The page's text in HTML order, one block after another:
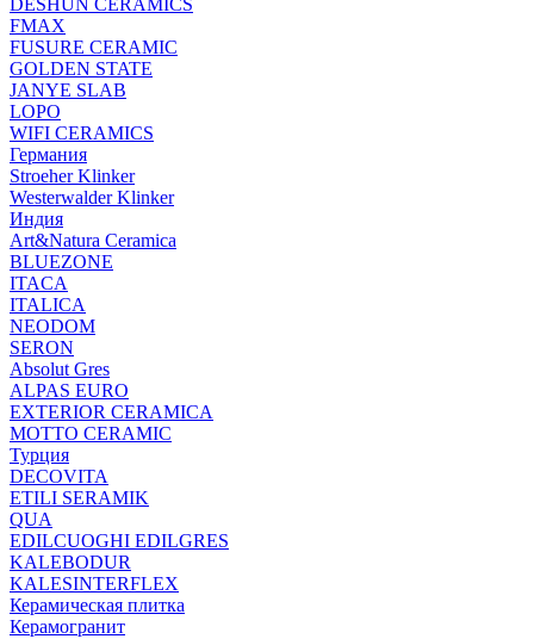
DESHUN CERAMICS
FMAX
FUSURE CERAMIC
GOLDEN STATE
JANYE SLAB
LOPO
WIFI CERAMICS
Германия
Stroeher Klinker
Westerwalder Klinker
Индия
Art&Natura Ceramica
BLUEZONE
ITACA
ITALICA
NEODOM
SERON
Absolut Gres
ALPAS EURO
EXTERIOR CERAMICA
MOTTO CERAMIC
Турция
DECOVITA
ETILI SERAMIK
QUA
EDILCUOGHI EDILGRES
KALEBODUR
KALESINTERFLEX
Керамическая плитка
Керамогранит